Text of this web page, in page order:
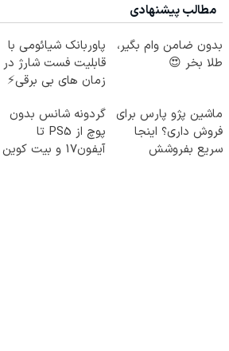
مطالب پیشنهادی
بدون ضامن وام بگیر،
طلا بخر 😍
پاوربانک شیائومی با
قابلیت فست شارژ در
زمان های بی برقی⚡
ماشین پژو پارس برای
فروش داری؟ اینجا
سریع بفروشش
گردونه شانس بدون
پوچ از PS5 تا
آیفون17 و بیت کوین